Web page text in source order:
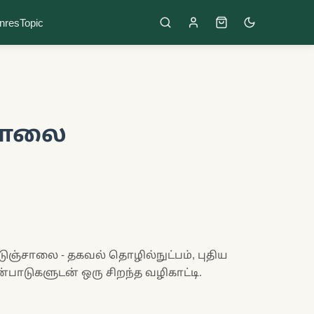
Topic
- தகவல் தொழில்நுட்பம், புதிய
ஒரு சிறந்த வழிகாட்டி.